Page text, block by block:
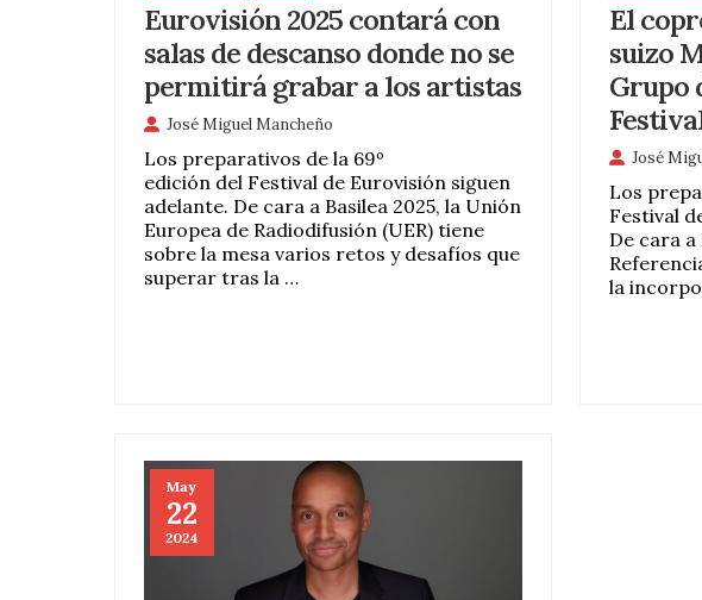
Eurovisión 2025 contará con
salas de descanso donde no se
permitirá grabar a los artistas
José Miguel Mancheño
Los preparativos de la 69º
edición del Festival de Eurovisión siguen
adelante. De cara a Basilea 2025, la Unión
Europea de Radiodifusión (UER) tiene
sobre la mesa varios retos y desafíos que
superar tras la …
El
suizo
Grupo
José
Los
Festival
De cara a
la
May
22
2024